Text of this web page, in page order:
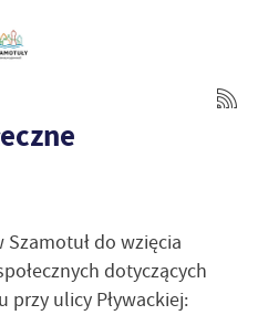
do wzięcia
dotyczących
przy ulicy Pływackiej: